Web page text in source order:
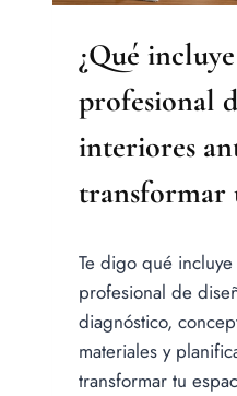
¿Qué
profesional
interiores
transformar
Jesica
Samanez
Te digo qué
profesional de
diagnóstico,
materiales y
transformar tu